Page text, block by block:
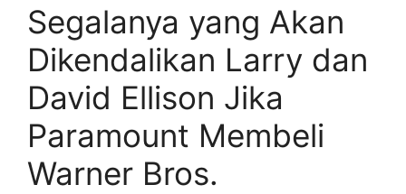
Segalanya yang Akan
Dikendalikan Larry dan
David Ellison Jika
Paramount Membeli
Warner Bros.